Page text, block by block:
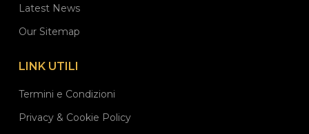
Latest News
Our Sitemap
LINK UTILI
Termini e Condizioni
Privacy & Cookie Policy